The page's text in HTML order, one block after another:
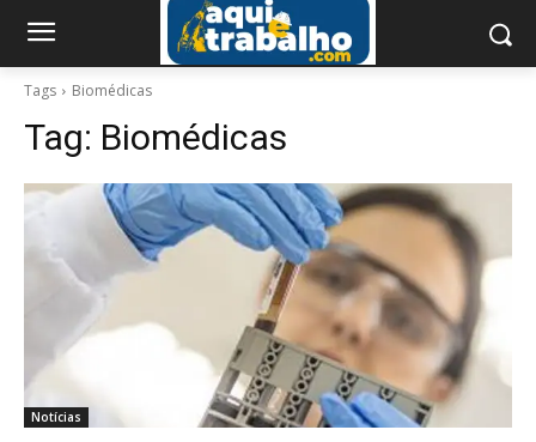
Tags Biomédicas
Tag: Biomédicas
Notícias